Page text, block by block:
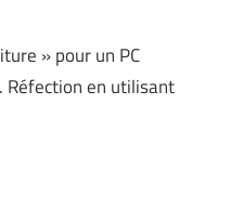
» pour un PC
Réfection en utilisant